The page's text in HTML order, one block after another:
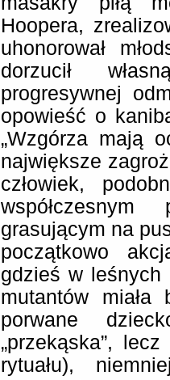
Hoopera,
uhonorował
dorzucił
progresywnej
opowieść o
„Wzgórza mają
największe
człowiek,
współczesnym
grasującym na
początkowo
gdzieś w leśnych
mutantów
porwane
„przekąska”,
rytuału),